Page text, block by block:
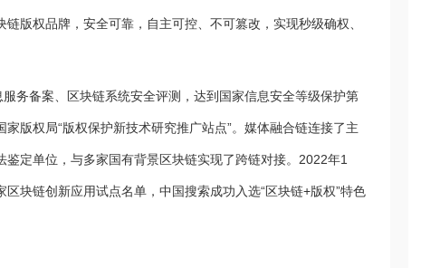
版权品牌，安全可靠，自主可控、不可篡改，实现秒级确权、
务备案、区块链系统安全评测，达到国家信息安全等级保护第
版权局“版权保护新技术研究推广站点”。媒体融合链连接了主
定单位，与多家国有背景区块链实现了跨链对接。2022年1
块链创新应用试点名单，中国搜索成功入选“区块链+版权”特色